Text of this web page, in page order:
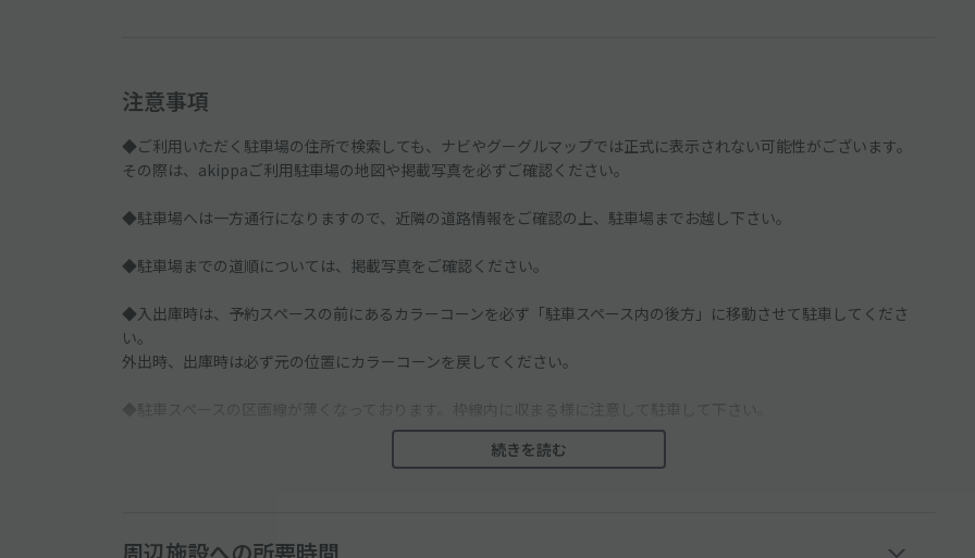
注意事項
◆ご利用いただく駐車場の住所で検索しても、ナビやグーグルマップでは正式に表示されない可能性がございます。
その際は、akippaご利用駐車場の地図や掲載写真を必ずご確認ください。
◆駐車場へは一方通行になりますので、近隣の道路情報をご確認の上、駐車場までお越し下さい。
◆駐車場までの道順については、掲載写真をご確認ください。
◆入出庫時は、予約スペースの前にあるカラーコーンを必ず「駐車スペース内の後方」に移動させて駐車してくださ
い。
外出時、出庫時は必ず元の位置にカラーコーンを戻してください。
◇近隣は住宅街となりますので、周辺の住民・対向車・騒音等お気を付け下さいませ。
続きを読む